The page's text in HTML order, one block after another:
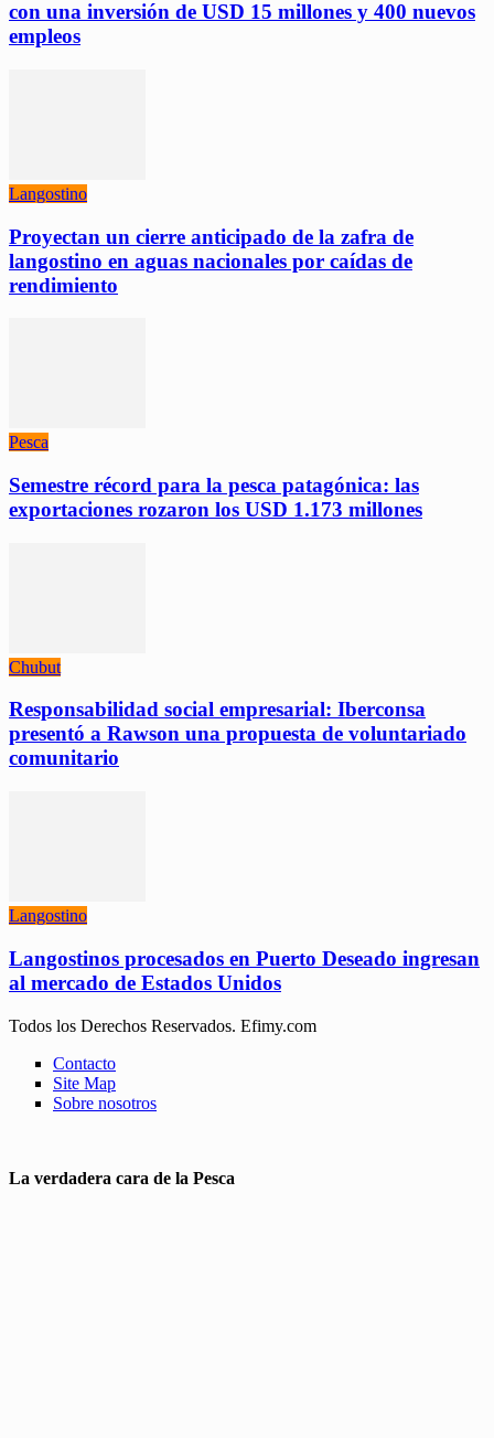
con una inversión de USD 15 millones y 400 nuevos
empleos
Langostino
Proyectan un cierre anticipado de la zafra de
langostino en aguas nacionales por caídas de
rendimiento
Pesca
Semestre récord para la pesca patagónica: las
exportaciones rozaron los USD 1.173 millones
Chubut
Responsabilidad social empresarial: Iberconsa
presentó a Rawson una propuesta de voluntariado
comunitario
Langostino
Langostinos procesados en Puerto Deseado ingresan
al mercado de Estados Unidos
Todos los Derechos Reservados. Efimy.com
Contacto
Site Map
Sobre nosotros
La verdadera cara de la Pesca